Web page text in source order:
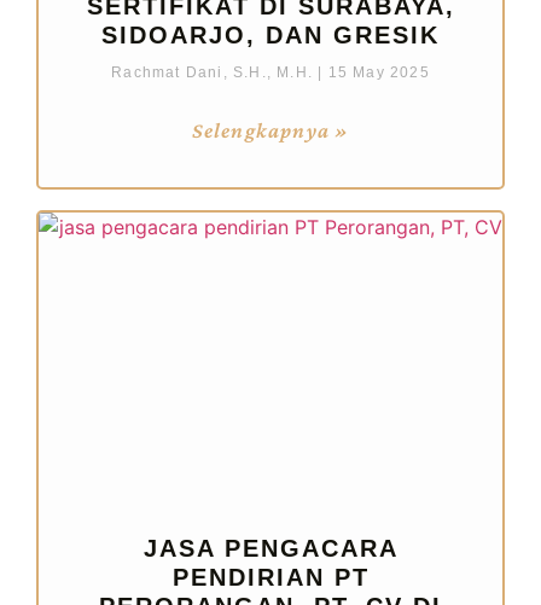
SERTIFIKAT DI SURABAYA,
SIDOARJO, DAN GRESIK
Rachmat Dani, S.H., M.H. 15 May 2025
Selengkapnya »
JASA PENGACARA
PENDIRIAN PT